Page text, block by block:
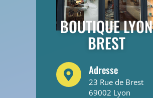
BOUTIQUE LYON
BREST
Adresse
23 Rue de Brest
69002 Lyon